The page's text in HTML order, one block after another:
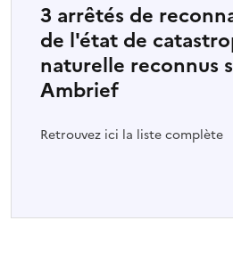
3 arrêtés de
de l'état de
naturelle reconnus
Ambrief
Retrouvez ici la liste complète